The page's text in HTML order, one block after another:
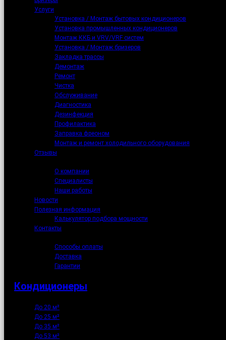
Услуги
Установка / Монтаж бытовых кондиционеров
Установка промышленных кондиционеров
Монтаж ККБ и VRV/VRF систем
Установка / Монтаж бризеров
Закладка трассы
Демонтаж
Ремонт
Чистка
Обслуживание
Диагностика
Дезинфекция
Профилактика
Заправка фреоном
Монтаж и ремонт холодильного оборудования
Отзывы
О компании
Специалисты
Наши работы
Новости
Полезная информация
Калькулятор подбора мощности
Контакты
Способы оплаты
Доставка
Гарантии
Кондиционеры
До 20 м²
До 25 м²
До 35 м²
До 53 м²